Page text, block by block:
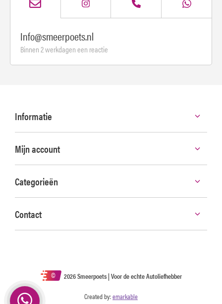
Info@smeerpoets.nl
Binnen 2 werkdagen een reactie
Informatie
Mijn account
Categorieën
Contact
© 2026 Smeerpoets | Voor de echte Autoliefhebber
Created by: emarkable